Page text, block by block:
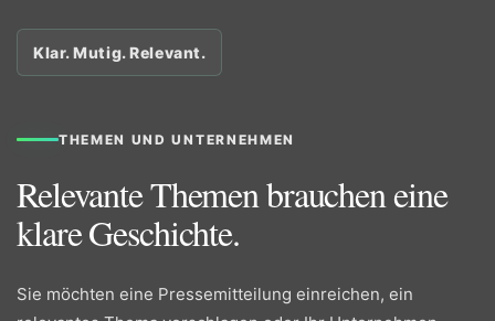
Klar. Mutig. Relevant.
THEMEN UND UNTERNEHMEN
Relevante Themen brauchen eine
klare Geschichte.
Sie möchten eine Pressemitteilung einreichen, ein